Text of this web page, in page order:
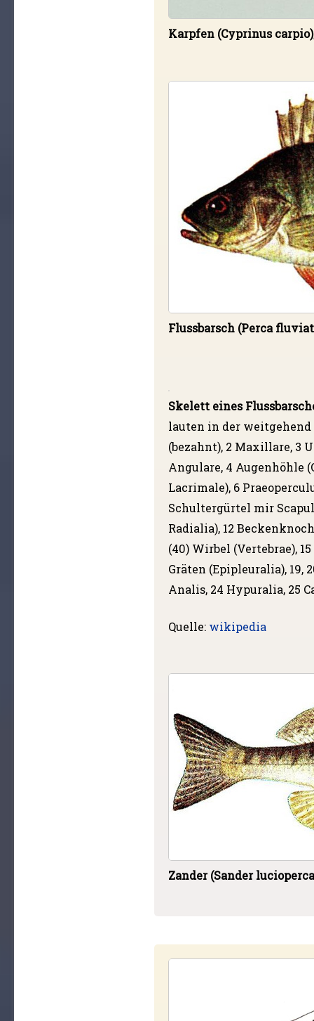
Karpfen (Cyprinus carpio)
Flussbarsch (Perca
Skelett eines
lauten in der
(bezahnt), 2 Maxillare, 3
Angulare, 4 Augenhöhle
Lacrimale), 6
Schultergürtel mir
Radialia), 12
(40) Wirbel (Vertebrae),
Gräten (Epipleuralia), 19,
Analis, 24 Hypuralia, 25
Quelle: wikipedia
Zander (Sander